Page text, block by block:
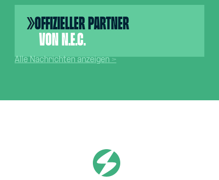
Offizieller Partner
von N.E.C.
Alle Nachrichten anzeigen >